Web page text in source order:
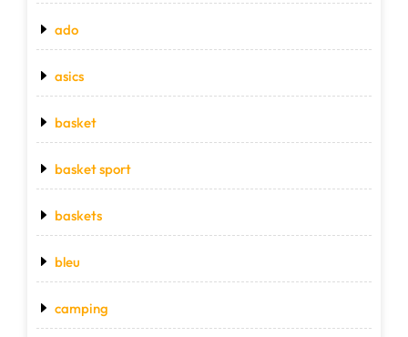
ado
asics
basket
basket sport
baskets
bleu
camping